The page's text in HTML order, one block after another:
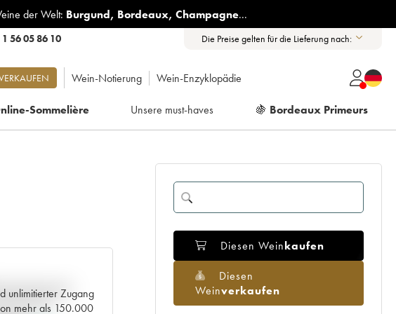
der Welt: Burgund, Bordeaux, Champagne...
1 56 05 86 10 Die Preise gelten für die Lieferung nach:
Wein-Notierung Wein-Enzyklopädie
Sommelière Unsere must-haves 🍇 Bordeaux Primeurs
unlimitierter Zugang
mehr als 150.000
der
Diesen Weinkaufen
Diesen
Weinverkaufen